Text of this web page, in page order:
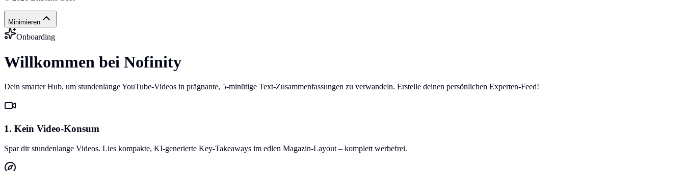
Minimieren
Onboarding
Willkommen bei Nofinity
Dein smarter Hub, um stundenlange YouTube-Videos in prägnante, 5-minütige Text-Zusammenfassungen zu verwandeln. Erstelle deinen persönlichen Experten-Feed!
1. Kein Video-Konsum
Spar dir stundenlange Videos. Lies kompakte, KI-generierte Key-Takeaways im edlen Magazin-Layout – komplett werbefrei.